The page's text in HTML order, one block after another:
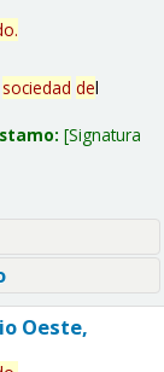
.
sociedad del
Signatura
Oeste,